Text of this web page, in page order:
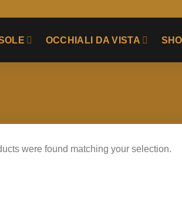
OCCHIALI DA VISTA
were found matching your selection.